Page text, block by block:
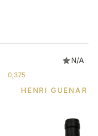
N/A
0,375
HENRI GUENARD